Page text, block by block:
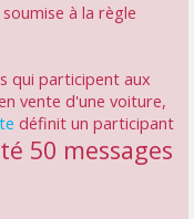
à la règle
qui participent aux
vente d'une voiture,
définit un participant
50 messages